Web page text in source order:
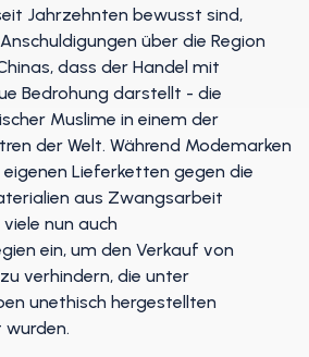
Jahrzehnten bewusst sind,
über die Region
dass der Handel mit
Bedrohung darstellt - die
Muslime in einem der
der Welt. Während Modemarken
eigenen Lieferketten gegen die
aus Zwangsarbeit
nun auch
ein, um den Verkauf von
verhindern, die unter
unethisch hergestellten